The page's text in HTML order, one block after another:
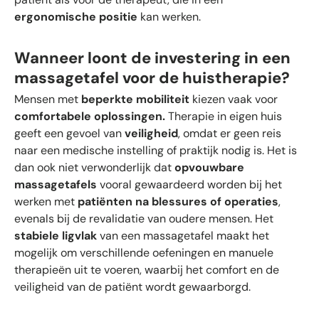
ergonomische positie kan werken.
Wanneer loont de investering in een
massagetafel voor de huistherapie?
Mensen met beperkte mobiliteit kiezen vaak voor
comfortabele oplossingen.Therapie in eigen huis
geeft een gevoel vanveiligheid, omdat er geen reis
naar een medische instelling of praktijk nodig is. Het is
dan ook niet verwonderlijk datopvouwbare
massagetafels vooral gewaardeerd worden bij het
werken met patiënten na blessures of operaties,
evenals bij de revalidatie van oudere mensen. Het
stabiele ligvlakvan een massagetafel maakt het
mogelijk om verschillende oefeningen en manuele
therapieën uit te voeren, waarbij het comfort en de
veiligheid van de patiënt wordt gewaarborgd.